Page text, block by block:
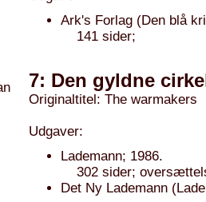
Ark's Forlag (Den blå
141 sider;
7: Den gyldne
Originaltitel: The warmakers
Udgaver:
Lademann; 1986.
302 sider;
Det Ny Lademann